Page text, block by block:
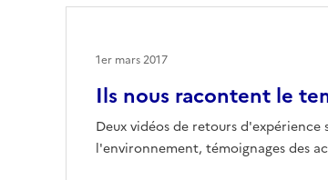
Ils nous racontent le
Deux vidéos de retours
l'environnement, témoignages des
1er mars 2017